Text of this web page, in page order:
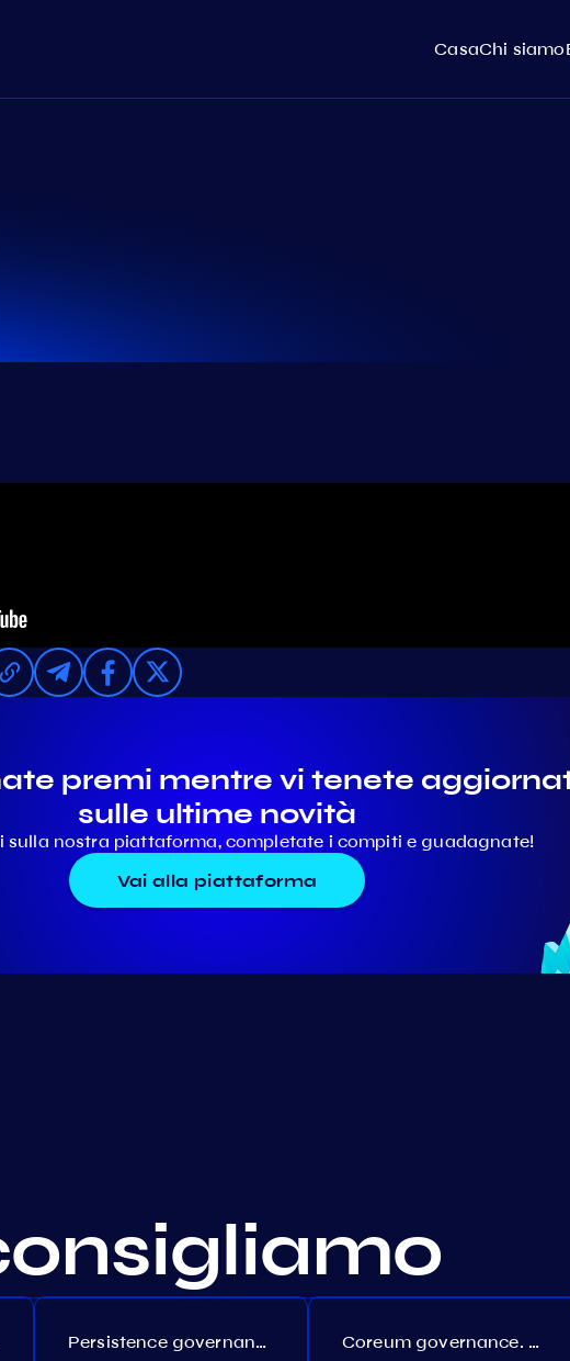
CasaChi siamo
premi mentre vi tenete
sulle ultime novità
sulla nostra piattaforma, completate i compiti e guadagnate!
Vai alla piattaforma
Persistence governance. Proposal №150 Coreum governance. Proposal №22